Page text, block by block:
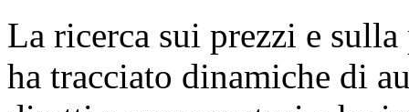
La ricerca sui prezzi e
ha tracciato dinamiche di